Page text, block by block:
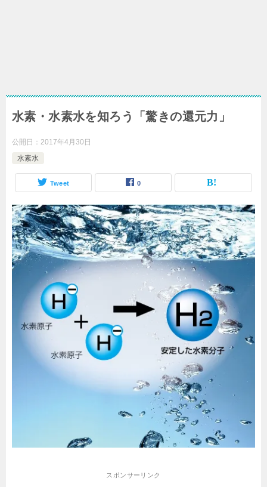
水素・水素水を知ろう「驚きの還元力」
公開日： 2017年4月30日
水素水
Tweet 0
スポンサーリンク